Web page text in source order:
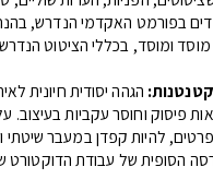
בפורמט האקדמי הנדרש,
הגהה יסודית חיונית
פיסוק וחוסר עקביות בעיצוב.
פרטים, להיות קפדן במעבר שיטתי
הסופית של עבודת הדוקטורט